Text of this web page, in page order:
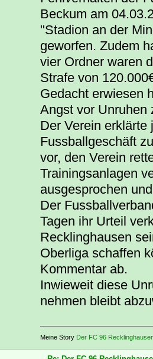
Beckum am
"Stadion an der
geworfen. Zudem
vier Ordner waren
Strafe von
Gedacht erwiesen
Angst vor Unruhen
Der Verein
Fussballgeschäft
vor, den Verein
Trainingsanlagen
ausgesprochen
Der
Tagen ihr Urteil
Recklinghausen
Oberliga schaffen
Kommentar ab.
Inwieweit diese
nehmen bleibt
Meine Story Der FC 96